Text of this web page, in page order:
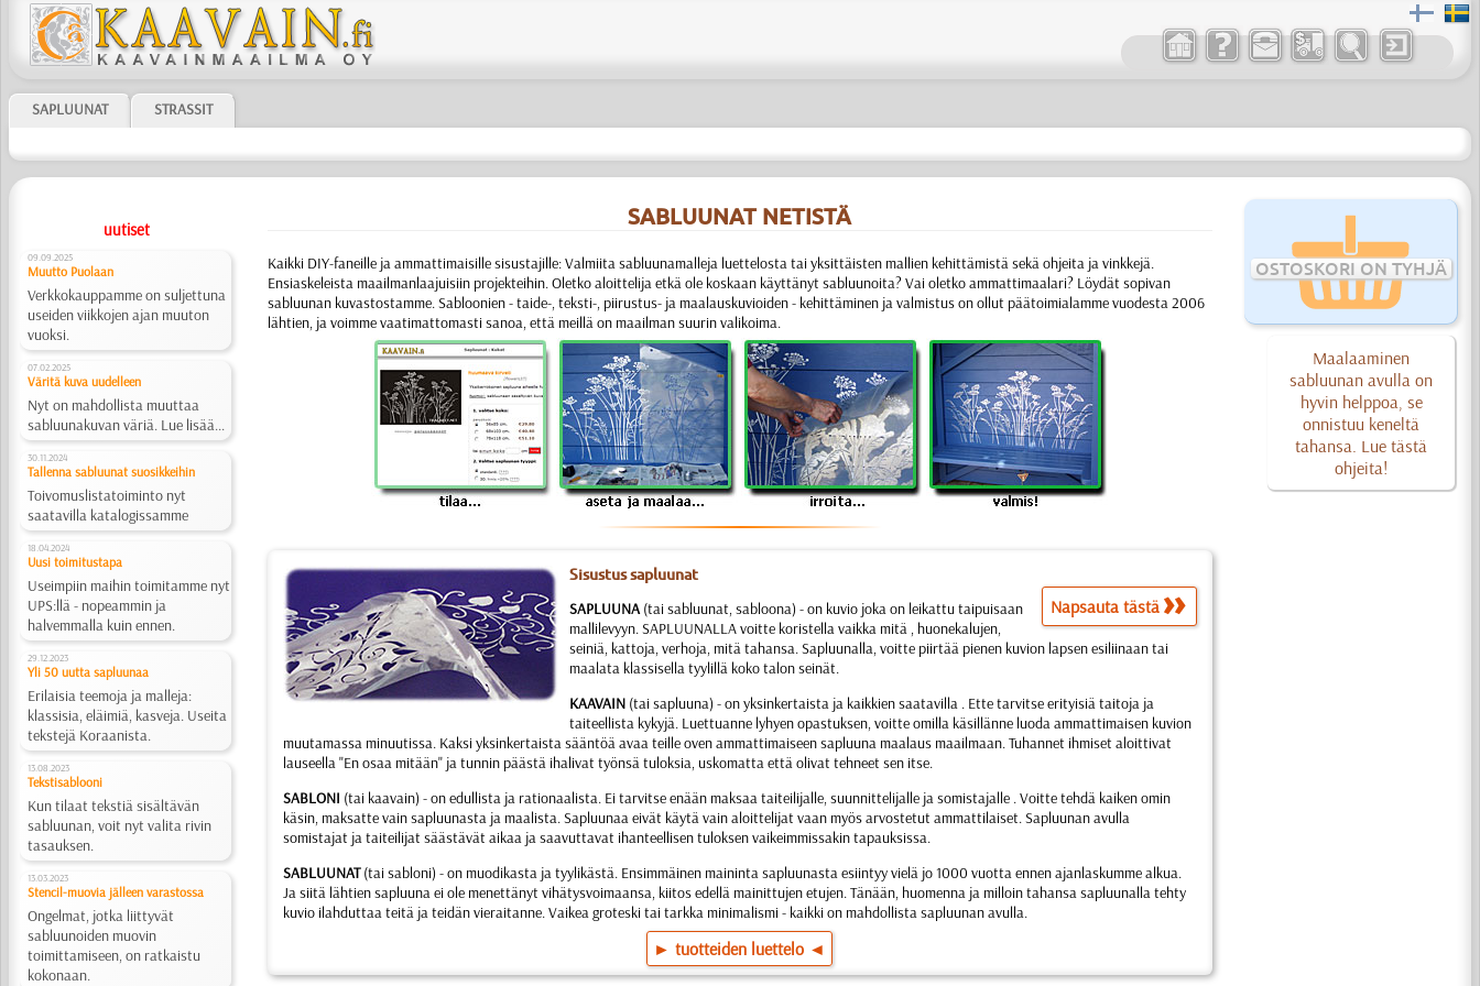
SAPLUUNAT STRASSIT
uutiset
09.09.2025
Muutto Puolaan
Verkkokauppamme on suljettuna
useiden viikkojen ajan muuton
vuoksi.
07.02.2025
Väritä kuva uudelleen
Nyt on mahdollista muuttaa
sabluunakuvan väriä. Lue lisää...
30.11.2024
Tallenna sabluunat suosikkeihin
Toivomuslistatoiminto nyt
saatavilla katalogissamme
18.04.2024
Uusi toimitustapa
Useimpiin maihin toimitamme nyt
UPS:llä - nopeammin ja
halvemmalla kuin ennen.
29.12.2023
Yli 50 uutta sapluunaa
Erilaisia teemoja ja malleja:
klassisia, eläimiä, kasveja. Useita
tekstejä Koraanista.
13.08.2023
Tekstisablooni
Kun tilaat tekstiä sisältävän
sabluunan, voit nyt valita rivin
tasauksen.
13.03.2023
Stencil-muovia jälleen varastossa
Ongelmat, jotka liittyvät
sabluunoiden muovin
toimittamiseen, on ratkaistu
kokonaan.
OSTOSKORI ON TYHJÄ
Maalaaminen
sabluunan avulla on
hyvin helppoa, se
onnistuu keneltä
tahansa. Lue tästä
ohjeita!
SABLUUNAT NETISTÄ
Kaikki DIY-faneille ja ammattimaisille sisustajille:Valmiita sabluunamalleja luettelosta tai yksittäisten mallien kehittämistä sekä ohjeita ja vinkkejä.
Ensiaskeleista maailmanlaajuisiin projekteihin. Oletko aloittelija etkä ole koskaan käyttänyt sabluunoita? Vai oletko ammattimaalari? Löydät sopivan
sabluunan kuvastostamme.Sabloonien- taide-, teksti-, piirustus- ja maalauskuvioiden - kehittäminen ja valmistuson ollut päätoimialamme vuodesta 2006
lähtien, ja voimme vaati­matto­masti sanoa, että meillä on maailman suurin valikoima.
Sisustus sapluunat
Napsauta tästä
SAPLUUNA(tai sabluunat, sabloona) - on kuvio joka on leikattu taipuisaan
mallilevyyn. SAPLUUNALLA voitte koristella vaikka mitä , huonekalujen,
seiniä, kattoja, verhoja, mitä tahansa. Sapluunalla, voitte piirtää pienen kuvion lapsen esiliinaan tai
maalata klassisella tyylillä koko talon seinät.
KAAVAIN (tai sapluuna) - on yksinkertaista ja kaikkien saatavilla . Ette tarvitse erityisiä taitoja ja
taiteellista kykyjä. Luettuanne lyhyen opastuksen, voitte omilla käsillänne luoda ammattimaisen kuvion
muutamassa minuutissa. Kaksi yksinkertaista sääntöä avaa teille oven ammattimaiseen sapluuna maalaus maailmaan. Tuhannet ihmiset aloittivat
lauseella "En osaa mitään" ja tunnin päästä ihalivat työnsä tuloksia, uskomatta että olivat tehneet sen itse.
SABLONI (tai kaavain) - on edullista ja rationaalista. Ei tarvitse enään maksaa taiteilijalle, suunnittelijalle ja somistajalle . Voitte tehdä kaiken omin
käsin, maksatte vain sapluunasta ja maalista. Sapluunaa eivät käytä vain aloittelijat vaan myös arvostetut ammattilaiset. Sapluunan avulla
somistajat ja taiteilijat säästävät aikaa ja saavuttavat ihanteellisen tuloksen vaikeimmissakin tapauksissa.
SABLUUNAT(tai sabloni) - on muodikasta ja tyylikästä. Ensimmäinen maininta sapluunasta esiintyy vielä jo 1000 vuotta ennen ajanlaskumme alkua.
Ja siitä lähtien sapluuna ei ole menettänyt vihätysvoimaansa, kiitos edellä mainittujen etujen. Tänään, huomenna ja milloin tahansa sapluunalla tehty
kuvio ilahduttaa teitä ja teidän vieraitanne. Vaikea groteski tai tarkka minimalismi - kaikki on mahdollista sapluunan avulla.
► tuotteiden luettelo ◄